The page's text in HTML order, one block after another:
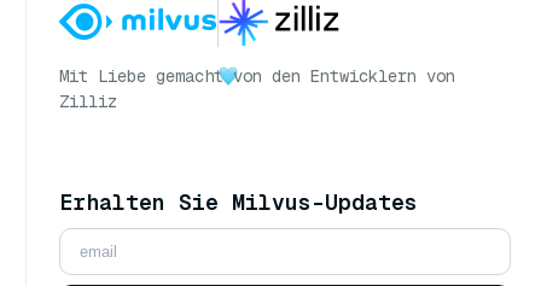
Mit Liebe gemacht von den Entwicklern von
Zilliz
Erhalten Sie Milvus-Updates